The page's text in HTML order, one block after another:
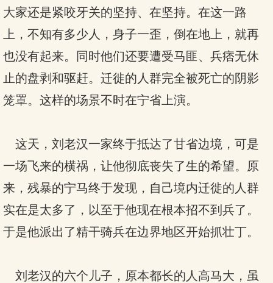
大家还是紧咬牙关的坚持、在坚持。在这一路
上，不知有多少人，身子一歪，倒在地上，就再
也没有起来。同时他们还要遭受马匪、兵痞无休
止的盘剥和驱赶。迁徙的人群完全被死亡的阴影
笼罩。这样的场景不时在宁省上演。
这天，刘老汉一家终于抵达了甘省边境，可是
一场飞来的横祸，让他彻底丧失了生的希望。原
来，残暴的宁马终于发现，自己境内迁徙的人群
实在是太多了，以至于他现在根本招不到兵了。
于是他派出了精干骑兵在边界地区开始抓壮丁。
刘老汉的六个儿子，原本都长的人高马大，虽